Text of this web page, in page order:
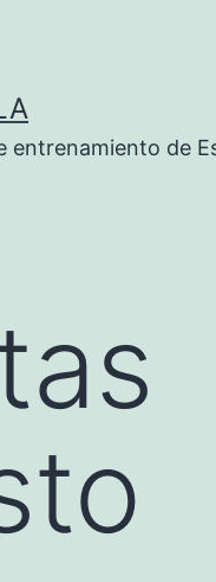
entrenamiento de